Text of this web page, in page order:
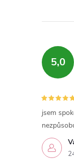
5,0
jsem